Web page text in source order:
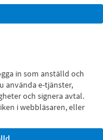
in som anställd och
använda e-tjänster,
och signera avtal.
i webbläsaren, eller